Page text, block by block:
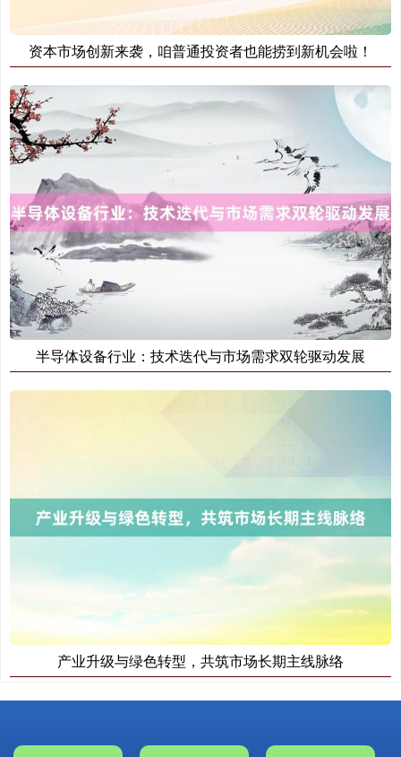
期指IC0 7877.80 +164.40 +2.13%
资本市场创新来袭，咱普通投资者也能捞到新机会啦！
半导体设备行业：技术迭代与市场需求双轮驱动发展
产业升级与绿色转型，共筑市场长期主线脉络